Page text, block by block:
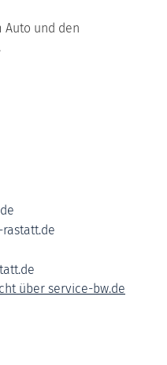
Auto und den
über service-bw.de